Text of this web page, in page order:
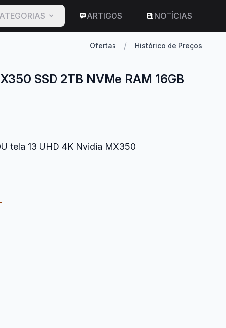
ARTIGOS NOTÍCIAS
Ofertas / Histórico de Preços
SSD 2TB NVMe RAM 16GB
tela 13 UHD 4K Nvidia MX350